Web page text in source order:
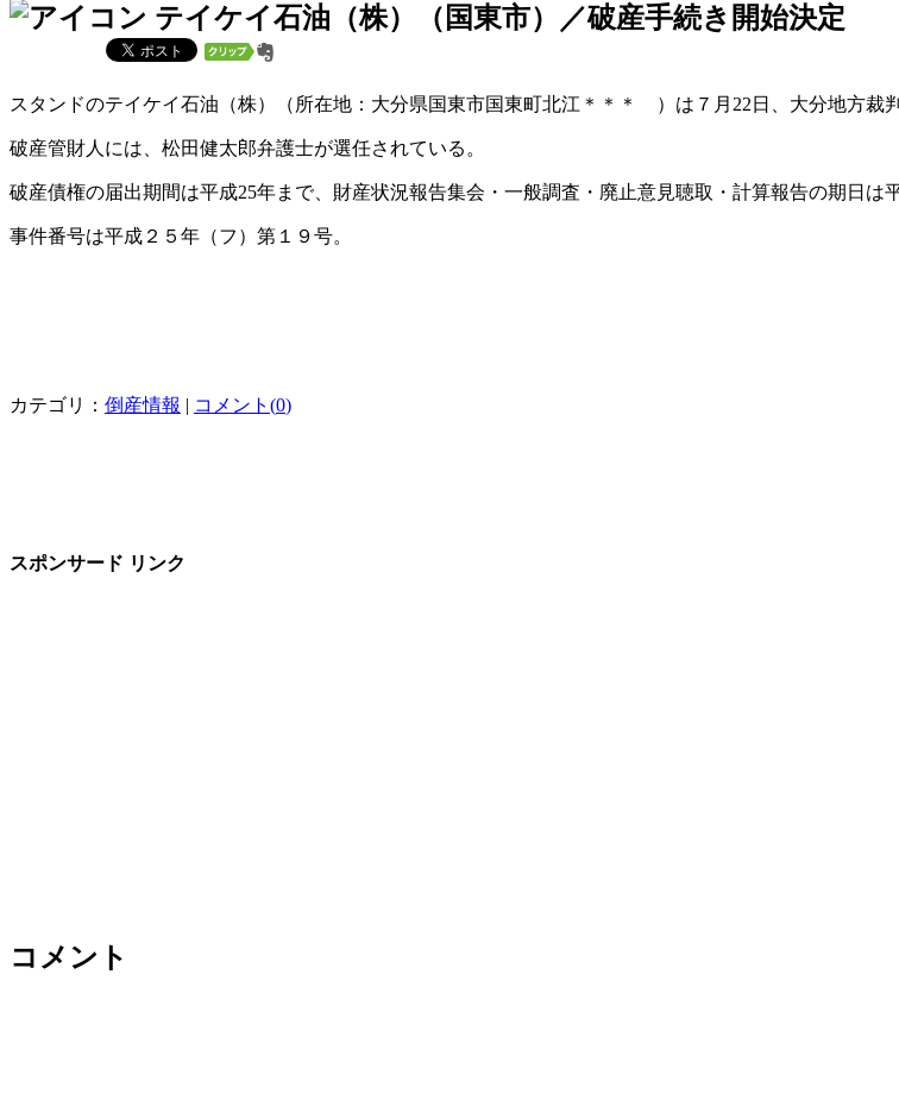
テイケイ石油（株）（国東市）／破産手続き開始決定
スタンドのテイケイ石油（株）（所在地：大分県国東市国東町北江＊＊＊ ）は７月22日、大分地方裁
破産管財人には、松田健太郎弁護士が選任されている。
破産債権の届出期間は平成25年まで、財産状況報告集会・一般調査・廃止意見聴取・計算報告の期日は平
事件番号は平成２５年（フ）第１９号。
カテゴリ： 倒産情報 | コメント(0)
スポンサード リンク
コメント